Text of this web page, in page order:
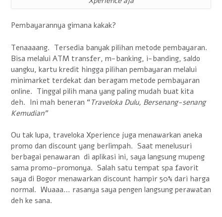
Pembayarannya gimana kakak?
Tenaaaang. Tersedia banyak pilihan metode pembayaran.
Bisa melalui ATM transfer, m-banking, i-banding, saldo
uangku, kartu kredit hingga pilihan pembayaran melalui
minimarket terdekat dan beragam metode pembayaran
online. Tinggal pilih mana yang paling mudah buat kita
deh. Ini mah beneran “Traveloka Dulu, Bersenang-senang
Kemudian”
Ou tak lupa, traveloka Xperience juga menawarkan aneka
promo dan discount yang berlimpah. Saat menelusuri
berbagai penawaran di aplikasi ini, saya langsung mupeng
sama promo-promonya. Salah satu tempat spa favorit
saya di Bogor menawarkan discount hampir 50% dari harga
normal. Wuaaa… rasanya saya pengen langsung perawatan
deh ke sana.